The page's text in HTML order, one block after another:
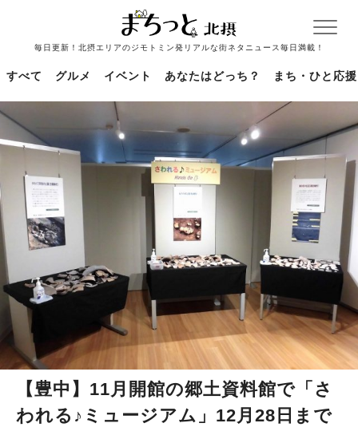
毎日更新！北摂エリアのジモトミン発リアルな街ネタニュース毎日満載！
すべて グルメ イベント あなたはどっち？ まち・ひと応援
【豊中】11月開館の郷土資料館で「さ
われる♪ミュージアム」12月28日まで